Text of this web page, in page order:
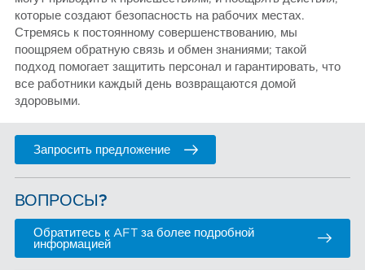
которые создают безопасность на рабочих местах.
Стремясь к постоянному совершенствованию, мы
поощряем обратную связь и обмен знаниями; такой
подход помогает защитить персонал и гарантировать, что
все работники каждый день возвращаются домой
здоровыми.
Запросить предложение
ВОПРОСЫ?
Обратитесь к AFT за более подробной
информацией